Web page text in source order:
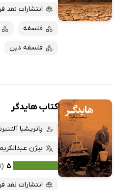
انتشارات نقد
فلسفه
فلسفه دین
کتاب هایدگر
پاتریشیا
بیژن
۵
انتشارات نقد